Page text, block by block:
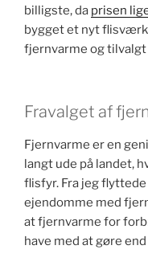
billigste, da prisen
bygget et nyt
fjernvarme og
Fravalget af
Fjernvarme er en
langt ude på landet,
flisfyr. Fra jeg
ejendomme med
at fjernvarme for
have med at gøre